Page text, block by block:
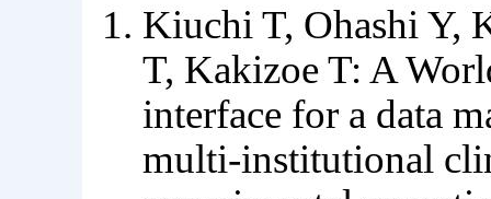
Kiuchi T, Ohashi Y,
T, Kakizoe T: A
interface for a data
multi-institutional